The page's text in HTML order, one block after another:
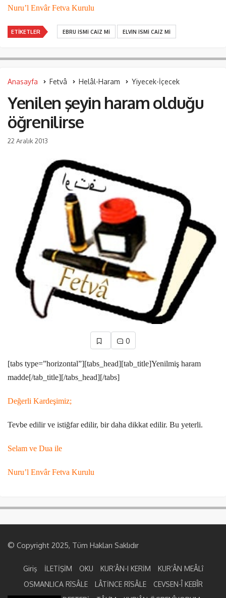
Nuru’l Envâr Fetva Kurulu
ETIKETLER EBRU ISMI CAIZ MI ELVIN ISMI CAIZ MI
Anasayfa Fetvâ Helâl-Haram Yiyecek-İçecek
Yenilen şeyin haram olduğu
öğrenilirse
22 Aralık 2013
0
[tabs type=”horizontal”][tabs_head][tab_title]Yenilmiş haram
madde[/tab_title][/tabs_head][/tabs]
Değerli Kardeşimiz;
Tevbe edilir ve istiğfar edilir, bir daha dikkat edilir. Bu yeterli.
Selam ve Dua ile
Nuru’l Envâr Fetva Kurulu
© Copyright 2025, Tüm Hakları Saklıdır
Giriş İLETİŞİM OKU KUR’ÂN-I KERİM
KUR’ÂN MEÂLî
OSMANLICA RîSÂLE
LÂTİNCE RîSÂLE
CEVSEN-Î KEBÎR